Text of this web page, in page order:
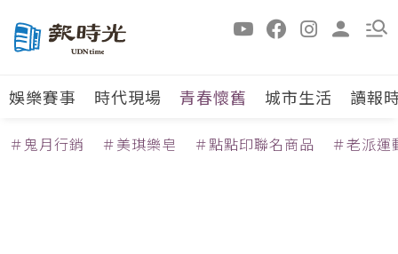
娛樂賽事 時代現場 青春懷舊 城市生活 讀報
＃鬼月行銷 ＃美琪樂皂 ＃點點印聯名商品 ＃老派運